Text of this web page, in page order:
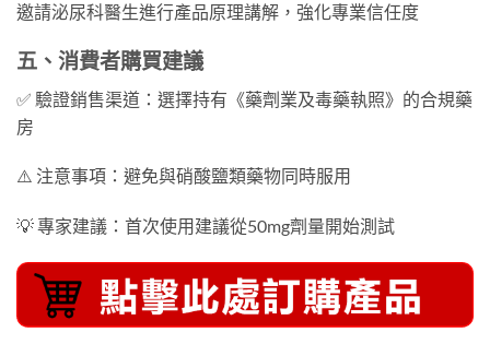
邀請泌尿科醫生進行產品原理講解，強化專業信任度
五、消費者購買建議
✅ 驗證銷售渠道：選擇持有《藥劑業及毒藥執照》的合規藥
房
⚠️ 注意事項：避免與硝酸鹽類藥物同時服用
💡 專家建議：首次使用建議從50mg劑量開始測試